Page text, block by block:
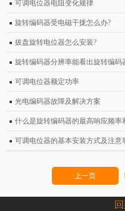
可调电位器电阻变化规律
旋转编码器受电磁干拢怎么办?
拔盘旋转电位器怎么安装?
旋转编码器分辨率能看出旋转编码
可调电位器额定功率
光电编码器故障及解决方案
什么是旋转编码器的最高响应频率
可调电位器的基本安装方式及注意
上一页